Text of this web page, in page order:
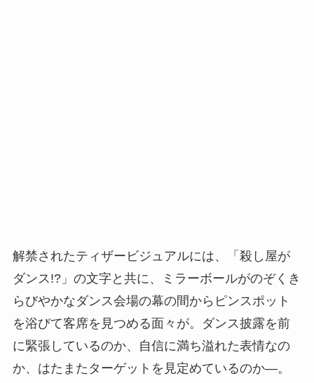
解禁されたティザービジュアルには、「殺し屋が
ダンス!?」の文字と共に、ミラーボールがのぞくき
らびやかなダンス会場の幕の間からピンスポット
を浴びて客席を見つめる面々が。ダンス披露を前
に緊張しているのか、自信に満ち溢れた表情なの
か、はたまたターゲットを見定めているのか―。